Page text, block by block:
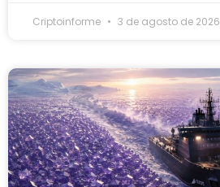
Criptoinforme 3 de agosto de 2026